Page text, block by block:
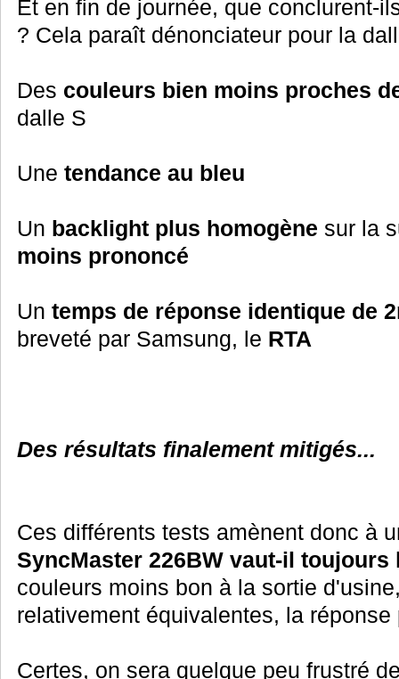
Et en fin de journée, que conclurent-
? Cela paraît dénonciateur pour la
Des couleurs bien moins proches
dalle S
Une tendance au bleu
Un backlight plus homogène sur la
moins prononcé
Un temps de réponse identique de
breveté par Samsung, le RTA
Des résultats finalement mitigés...
Ces différents tests amènent donc à
SyncMaster 226BW vaut-il toujours
couleurs moins bon à la sortie
relativement équivalentes, la
Certes, on sera quelque peu frustré